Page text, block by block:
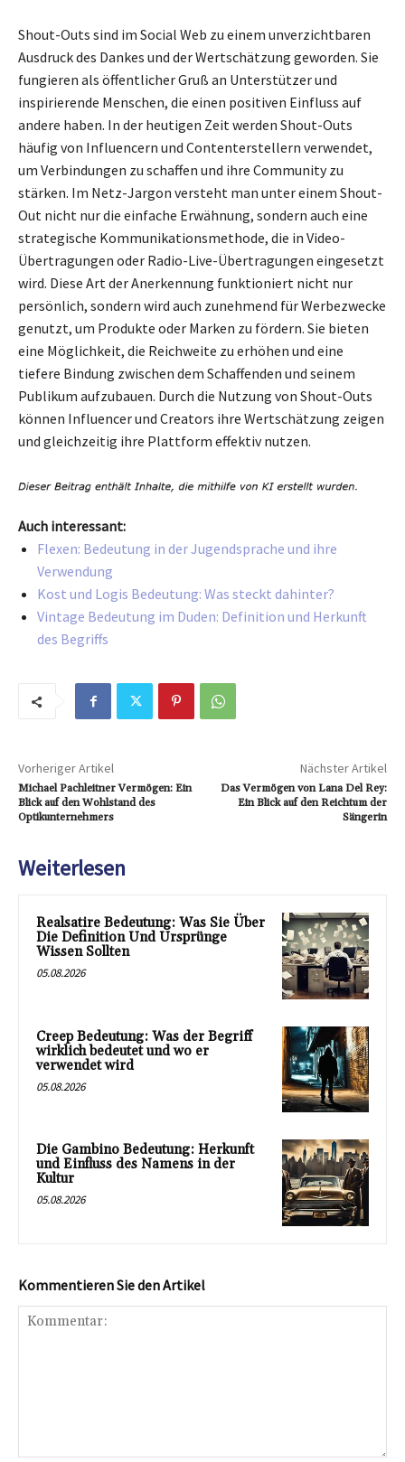
Shout-Outs sind im Social Web zu einem unverzichtbaren
Ausdruck des Dankes und der Wertschätzung geworden. Sie
fungieren als öffentlicher Gruß an Unterstützer und
inspirierende Menschen, die einen positiven Einfluss auf
andere haben. In der heutigen Zeit werden Shout-Outs
häufig von Influencern und Contenterstellern verwendet,
um Verbindungen zu schaffen und ihre Community zu
stärken. Im Netz-Jargon versteht man unter einem Shout-
Out nicht nur die einfache Erwähnung, sondern auch eine
strategische Kommunikationsmethode, die in Video-
Übertragungen oder Radio-Live-Übertragungen eingesetzt
wird. Diese Art der Anerkennung funktioniert nicht nur
persönlich, sondern wird auch zunehmend für Werbezwecke
genutzt, um Produkte oder Marken zu fördern. Sie bieten
eine Möglichkeit, die Reichweite zu erhöhen und eine
tiefere Bindung zwischen dem Schaffenden und seinem
Publikum aufzubauen. Durch die Nutzung von Shout-Outs
können Influencer und Creators ihre Wertschätzung zeigen
und gleichzeitig ihre Plattform effektiv nutzen.
Auch interessant:
Flexen: Bedeutung in der Jugendsprache und ihre
Verwendung
Kost und Logis Bedeutung: Was steckt dahinter?
Vintage Bedeutung im Duden: Definition und Herkunft
des Begriffs
Vorheriger Artikel
Michael Pachleitner Vermögen: Ein
Blick auf den Wohlstand des
Optikunternehmers
Nächster Artikel
Das Vermögen von Lana Del Rey:
Ein Blick auf den Reichtum der
Sängerin
Weiterlesen
Realsatire Bedeutung: Was Sie Über
Die Definition Und Ursprünge
Wissen Sollten
05.08.2026
Creep Bedeutung: Was der Begriff
wirklich bedeutet und wo er
verwendet wird
05.08.2026
Die Gambino Bedeutung: Herkunft
und Einfluss des Namens in der
Kultur
05.08.2026
Kommentieren Sie den Artikel